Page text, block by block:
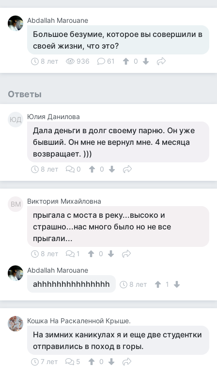
Abdallah Marouane
Большое безумие, которое вы совершили в
своей жизни, что это?
8 лет 936 61 0
Ответы
ЮД Юлия Данилова
Дала деньги в долг своему парню. Он уже
бывший. Он мне не вернул мне. 4 месяца
возвращает. )))
8 лет 0 0
ВМ Виктория Михайловна
прыгала с моста в реку...высоко и
страшно...нас много было но не все
прыгали...
8 лет 1
0
Abdallah Marouane
ahhhhhhhhhhhhhhh 8 лет 1
Кошка На Раскаленной Крыше.
На зимних каникулах я и еще две студентки
отправились в поход в горы.
7 лет 5 0